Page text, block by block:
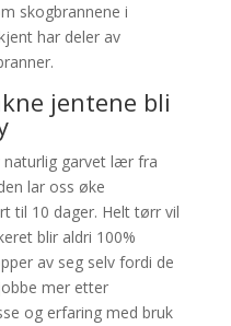
skogbrannene i
har deler av
jentene bli
naturlig garvet lær fra
lar oss øke
til 10 dager. Helt tørr vil
blir aldri 100%
av seg selv fordi de
mer etter
og erfaring med bruk